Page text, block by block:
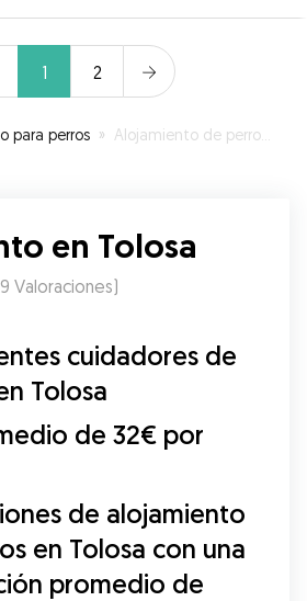
1 2
para perros » Alojamiento de perros en Tolosa
en Tolosa
Valoraciones)
cuidadores de
Tolosa
de 32€ por
de alojamiento
en Tolosa con una
promedio de